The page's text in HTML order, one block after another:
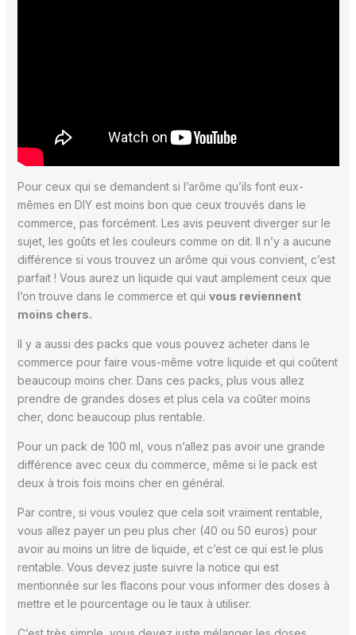
Pour ceux qui se demandent si l’arôme qu’ils font eux-
mêmes en DIY est moins bon que ceux trouvés dans le
commerce, pas forcément. Les avis peuvent diverger sur le
sujet, les goûts et les couleurs comme on dit. Il n’y a aucune
différence si vous trouvez un arôme qui vous convient, c’est
parfait ! Vous aurez un liquide qui vaut amplement ceux que
l’on trouve dans le commerce et qui vous reviennent
moins chers.
Il y a aussi des packs que vous pouvez acheter dans le
commerce pour faire vous-même votre liquide et qui coûtent
beaucoup moins cher. Dans ces packs, plus vous allez
prendre de grandes doses et plus cela va coûter moins
cher, donc beaucoup plus rentable.
Pour un pack de 100 ml, vous n’allez pas avoir une grande
différence avec ceux du commerce, même si le pack est
deux à trois fois moins cher en général.
Par contre, si vous voulez que cela soit vraiment rentable,
vous allez payer un peu plus cher (40 ou 50 euros) pour
avoir au moins un litre de liquide, et c’est ce qui est le plus
rentable. Vous devez juste suivre la notice qui est
mentionnée sur les flacons pour vous informer des doses à
mettre et le pourcentage ou le taux à utiliser.